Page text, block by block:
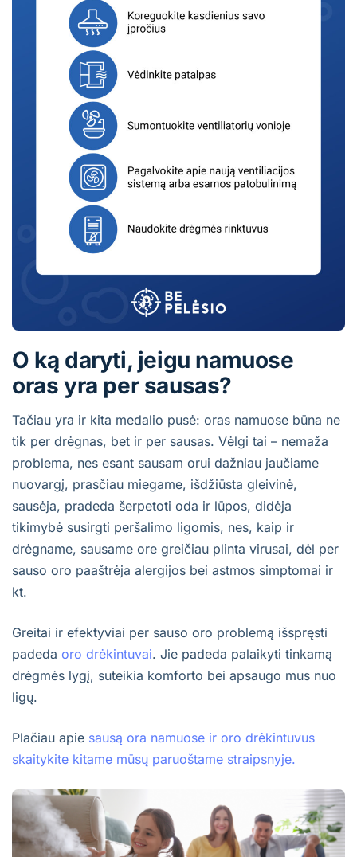
O ką daryti, jeigu namuose
oras yra per sausas?
Tačiau yra ir kita medalio pusė: oras namuose būna ne
tik per drėgnas, bet ir per sausas. Vėlgi tai – nemaža
problema, nes esant sausam orui dažniau jaučiame
nuovargį, prasčiau miegame, išdžiūsta gleivinė,
sausėja, pradeda šerpetoti oda ir lūpos, didėja
tikimybė susirgti peršalimo ligomis, nes, kaip ir
drėgname, sausame ore greičiau plinta virusai, dėl per
sauso oro paaštrėja alergijos bei astmos simptomai ir
kt.
Greitai ir efektyviai per sauso oro problemą išspręsti
padeda oro drėkintuvai. Jie padeda palaikyti tinkamą
drėgmės lygį, suteikia komforto bei apsaugo mus nuo
ligų.
Plačiau apie sausą ora namuose ir oro drėkintuvus
skaitykite kitame mūsų paruoštame straipsnyje.